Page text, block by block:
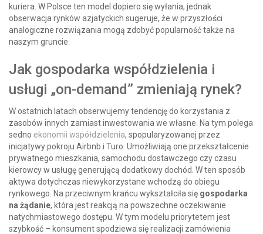
kuriera. W Polsce ten model dopiero się wyłania, jednak
obserwacja rynków azjatyckich sugeruje, że w przyszłości
analogiczne rozwiązania mogą zdobyć popularność także na
naszym gruncie.
Jak gospodarka współdzielenia i
usługi „on-demand” zmieniają rynek?
W ostatnich latach obserwujemy tendencję do korzystania z
zasobów innych zamiast inwestowania we własne. Na tym polega
sedno ekonomii współdzielenia, spopularyzowanej przez
inicjatywy pokroju Airbnb i Turo. Umożliwiają one przekształcenie
prywatnego mieszkania, samochodu dostawczego czy czasu
kierowcy w usługę generującą dodatkowy dochód. W ten sposób
aktywa dotychczas niewykorzystane wchodzą do obiegu
rynkowego. Na przeciwnym krańcu wykształciła się gospodarka
na żądanie, która jest reakcją na powszechne oczekiwanie
natychmiastowego dostępu. W tym modelu priorytetem jest
szybkość – konsument spodziewa się realizacji zamówienia